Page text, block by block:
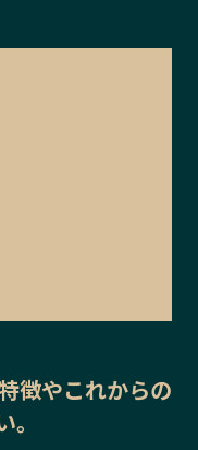
徴やこれからの